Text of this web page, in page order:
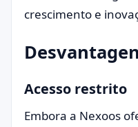
crescimento e
Acesso restrito
Embora a Nexoos